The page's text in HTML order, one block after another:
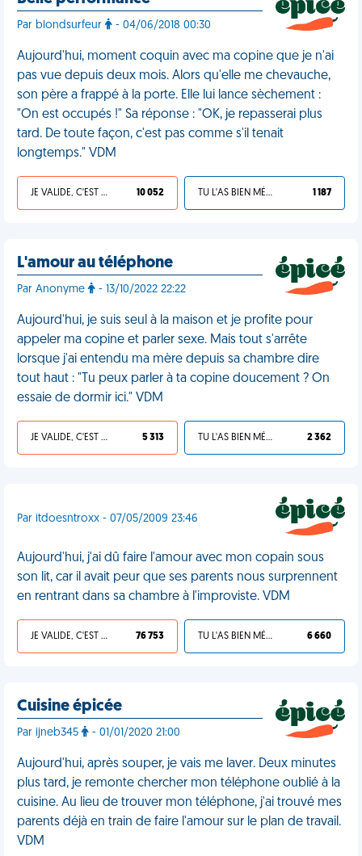
Par blondsurfeur - 04/06/2018 00:30
Aujourd'hui, moment coquin avec ma copine que je n'ai
pas vue depuis deux mois. Alors qu'elle me chevauche,
son père a frappé à la porte. Elle lui lance sèchement :
"On est occupés !" Sa réponse : "OK, je repasserai plus
tard. De toute façon, c'est pas comme s'il tenait
longtemps." VDM
JE VALIDE, C'EST UNE VDM 10 052 TU L'AS BIEN MÉRITÉ 1 187
L'amour au téléphone
Par Anonyme - 13/10/2022 22:22
Aujourd'hui, je suis seul à la maison et je profite pour
appeler ma copine et parler sexe. Mais tout s'arrête
lorsque j'ai entendu ma mère depuis sa chambre dire
tout haut : "Tu peux parler à ta copine doucement ? On
essaie de dormir ici." VDM
JE VALIDE, C'EST UNE VDM 5 313 TU L'AS BIEN MÉRITÉ 2 362
Par itdoesntroxx - 07/05/2009 23:46
Aujourd'hui, j'ai dû faire l'amour avec mon copain sous
son lit, car il avait peur que ses parents nous surprennent
en rentrant dans sa chambre à l'improviste. VDM
JE VALIDE, C'EST UNE VDM 76 753 TU L'AS BIEN MÉRITÉ 6 660
Cuisine épicée
Par ijneb345 - 01/01/2020 21:00
Aujourd'hui, après souper, je vais me laver. Deux minutes
plus tard, je remonte chercher mon téléphone oublié à la
cuisine. Au lieu de trouver mon téléphone, j'ai trouvé mes
parents déjà en train de faire l'amour sur le plan de travail.
VDM